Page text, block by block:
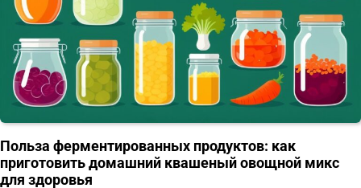
Польза ферментированных продуктов: как
приготовить домашний квашеный овощной микс
для здоровья